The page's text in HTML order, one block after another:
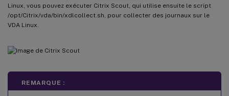
Linux, vous pouvez exécuter Citrix Scout, qui utilise ensuite le script
/opt/Citrix/vda/bin/xdlcollect.sh, pour collecter des journaux sur le
VDA Linux.
REMARQUE :